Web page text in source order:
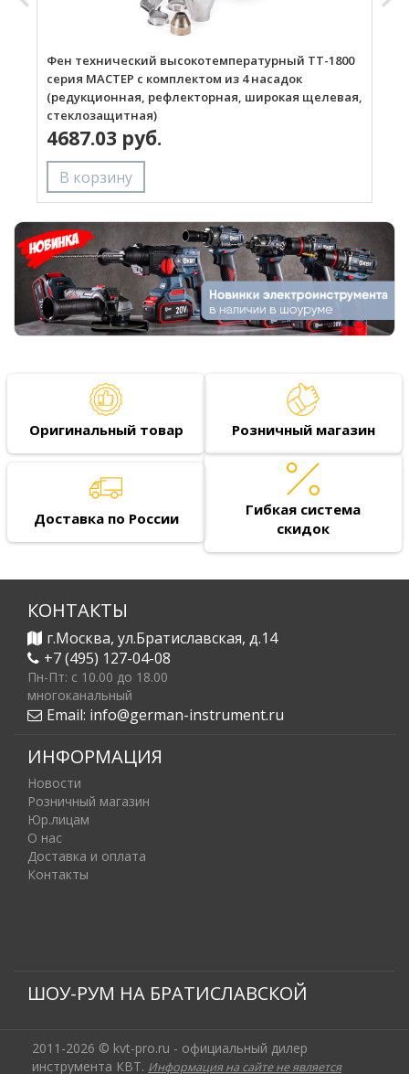
Фен технический высокотемпературный ТТ-1800
серия МАСТЕР с комплектом из 4 насадок
(редукционная, рефлекторная, широкая щелевая,
стеклозащитная)
4687.03 руб.
Оригинальный товар Розничный магазин
Доставка по России
Гибкая система
скидок
КОНТАКТЫ
г.Москва, ул.Братиславская, д.14
+7 (495) 127-04-08
Пн-Пт: c 10.00 до 18.00
многоканальный
Email: info@german-instrument.ru
ИНФОРМАЦИЯ
Новости
Розничный магазин
Юр.лицам
О нас
Доставка и оплата
Контакты
ШОУ-РУМ НА БРАТИСЛАВСКОЙ
2011-2026 © kvt-pro.ru - официальный дилер
инструмента КВТ. Информация на сайте не является